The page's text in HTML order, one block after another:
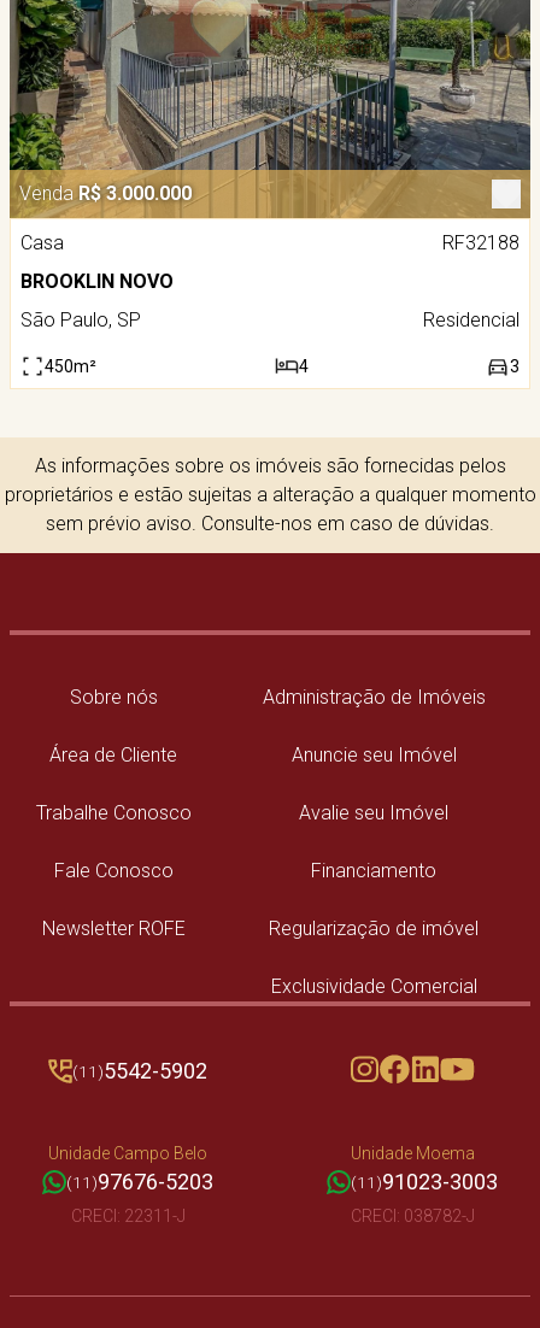
Venda R$ 3.000.000
Casa
RF32188
BROOKLIN NOVO
São Paulo, SP
Residencial
450m² 4 3
As informações sobre os imóveis são fornecidas pelos
proprietários e estão sujeitas a alteração a qualquer momento
sem prévio aviso. Consulte-nos em caso de dúvidas.
Sobre nós
Área de Cliente
Trabalhe Conosco
Fale Conosco
Newsletter ROFE
Administração de Imóveis
Anuncie seu Imóvel
Avalie seu Imóvel
Financiamento
Regularização de imóvel
Exclusividade Comercial
(11)5542-5902
Unidade Campo Belo
(11)97676-5203
CRECI: 22311-J
Unidade Moema
(11)91023-3003
CRECI: 038782-J